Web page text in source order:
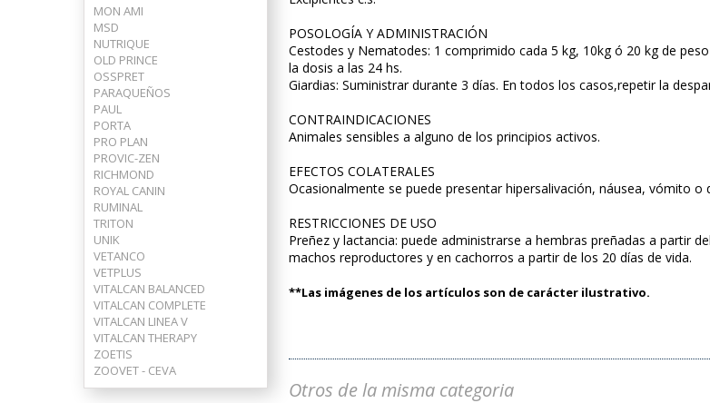
MON AMI
MSD
NUTRIQUE
OLD PRINCE
OSSPRET
PARAQUEÑOS
PAUL
PORTA
PRO PLAN
PROVIC-ZEN
RICHMOND
ROYAL CANIN
RUMINAL
TRITON
UNIK
VETANCO
VETPLUS
VITALCAN BALANCED
VITALCAN COMPLETE
VITALCAN LINEA V
VITALCAN THERAPY
ZOETIS
ZOOVET - CEVA
POSOLOGÍA Y ADMINISTRACIÓN
Cestodes y Nematodes: 1 comprimido cada 5 kg, 10kg ó 20 kg de
la dosis a las 24 hs.
Giardias: Suministrar durante 3 días. En todos los casos,repetir la
CONTRAINDICACIONES
Animales sensibles a alguno de los principios activos.
EFECTOS COLATERALES
Ocasionalmente se puede presentar hipersalivación, náusea, vómito
RESTRICCIONES DE USO
Preñez y lactancia: puede administrarse a hembras preñadas a partir
machos reproductores y en cachorros a partir de los 20 días de vida.
**Las imágenes de los artículos son de carácter ilustrativo.
Otros de la misma categoria